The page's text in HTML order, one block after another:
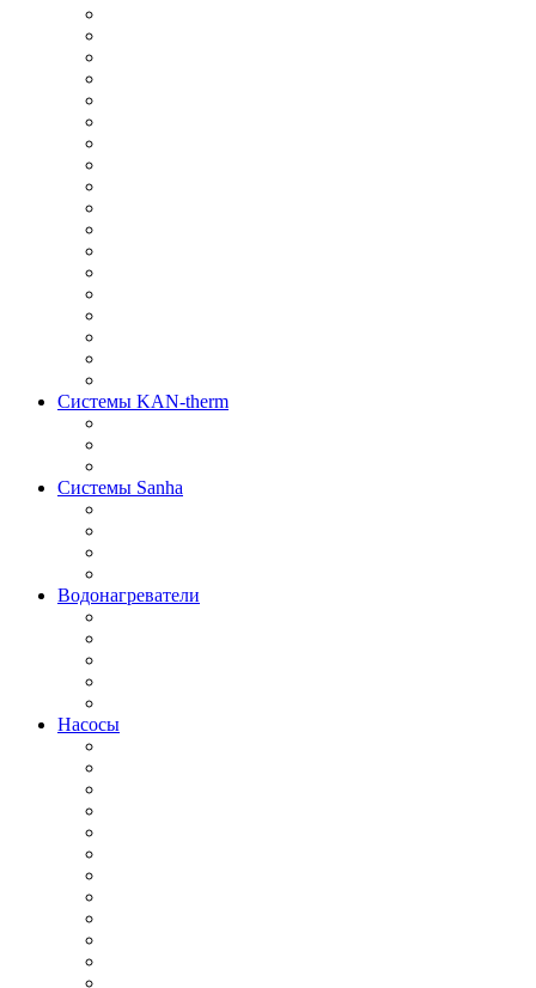
Системы KAN-therm
Системы Sanha
Водонагреватели
Насосы